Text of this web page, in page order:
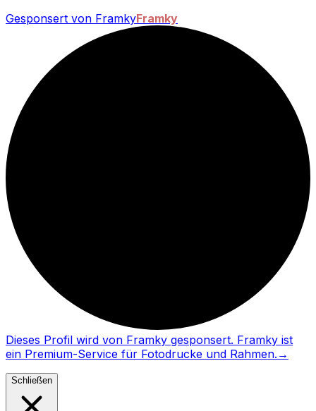
Gesponsert von FramkyFramky
Dieses Profil wird von Framky gesponsert. Framky ist
ein Premium-Service für Fotodrucke und Rahmen. →
Schließen